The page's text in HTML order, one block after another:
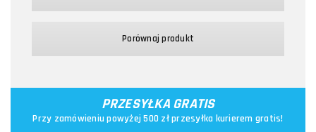
Porównaj produkt
PRZESYŁKA GRATIS
Przy zamówieniu powyżej 500 zł przesyłka kurierem gratis!